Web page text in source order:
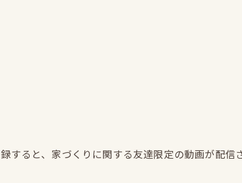
すると、家づくりに関する友達限定の動画が配信